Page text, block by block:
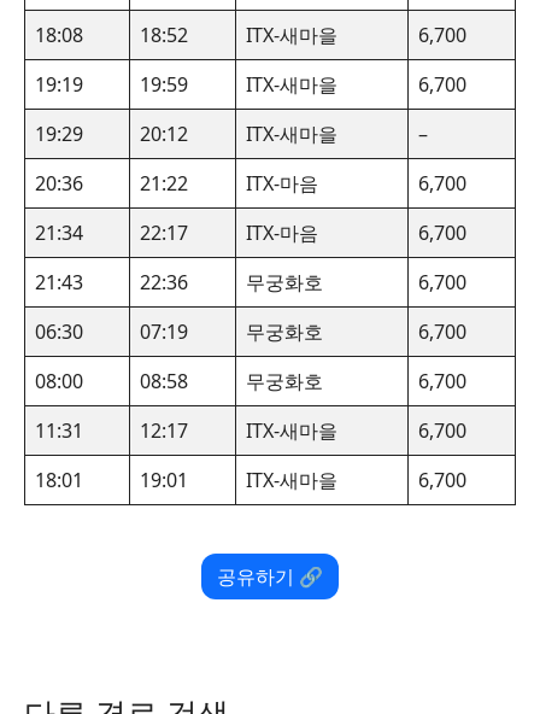
18:08
18:52 ITX-새마을
6,700
19:19
19:59 ITX-새마을
6,700
19:29
20:12 ITX-새마을
–
20:36
21:22 ITX-마음
6,700
21:34
22:17 ITX-마음
6,700
21:43
22:36 무궁화호
6,700
06:30
07:19 무궁화호
6,700
08:00
08:58 무궁화호
6,700
11:31
12:17 ITX-새마을
6,700
18:01
19:01 ITX-새마을 6,700
공유하기 🔗